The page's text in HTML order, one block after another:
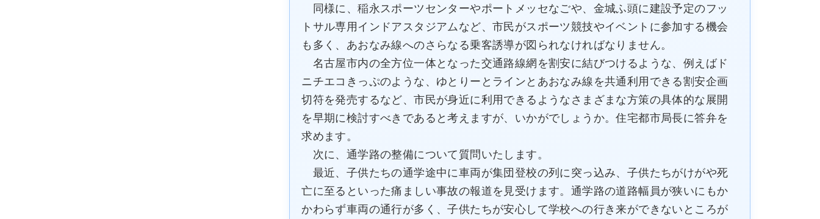
同様に、稲永スポーツセンターやポートメッセなごや、金城ふ頭に建設予定のフッ
トサル専用インドアスタジアムなど、市民がスポーツ競技やイベントに参加する機会
も多く、あおなみ線へのさらなる乗客誘導が図られなければなりません。
名古屋市内の全方位一体となった交通路線網を割安に結びつけるような、例えばド
ニチエコきっぷのような、ゆとりーとラインとあおなみ線を共通利用できる割安企画
切符を発売するなど、市民が身近に利用できるようなさまざまな方策の具体的な展開
を早期に検討すべきであると考えますが、いかがでしょうか。住宅都市局長に答弁を
求めます。
次に、通学路の整備について質問いたします。
最近、子供たちの通学途中に車両が集団登校の列に突っ込み、子供たちがけがや死
亡に至るといった痛ましい事故の報道を見受けます。通学路の道路幅員が狭いにもか
かわらず車両の通行が多く、子供たちが安心して学校への行き来ができないところが